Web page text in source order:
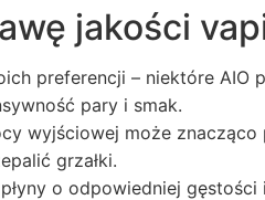
jakości
preferencji – niektóre AIO
pary i smak.
wyjściowej może znacząco
grzałki.
o odpowiedniej gęstości